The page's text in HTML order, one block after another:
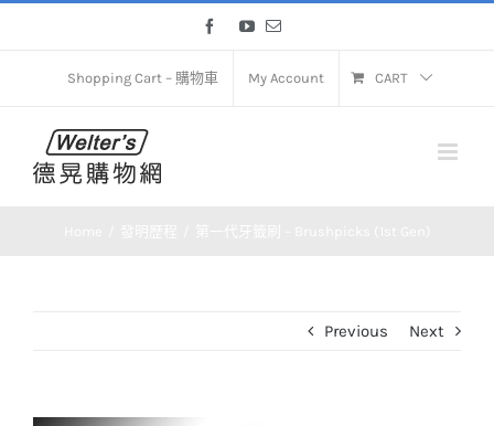
FacebookYouTube
Email
Shopping Cart – 購物車 My Account CART
Previous Next